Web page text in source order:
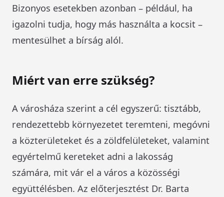
Bizonyos esetekben azonban – például, ha
igazolni tudja, hogy más használta a kocsit –
mentesülhet a bírság alól.
Miért van erre szükség?
A városháza szerint a cél egyszerű: tisztább,
rendezettebb környezetet teremteni, megóvni
a közterületeket és a zöldfelületeket, valamint
egyértelmű kereteket adni a lakosság
számára, mit vár el a város a közösségi
együttélésben. Az előterjesztést Dr. Barta